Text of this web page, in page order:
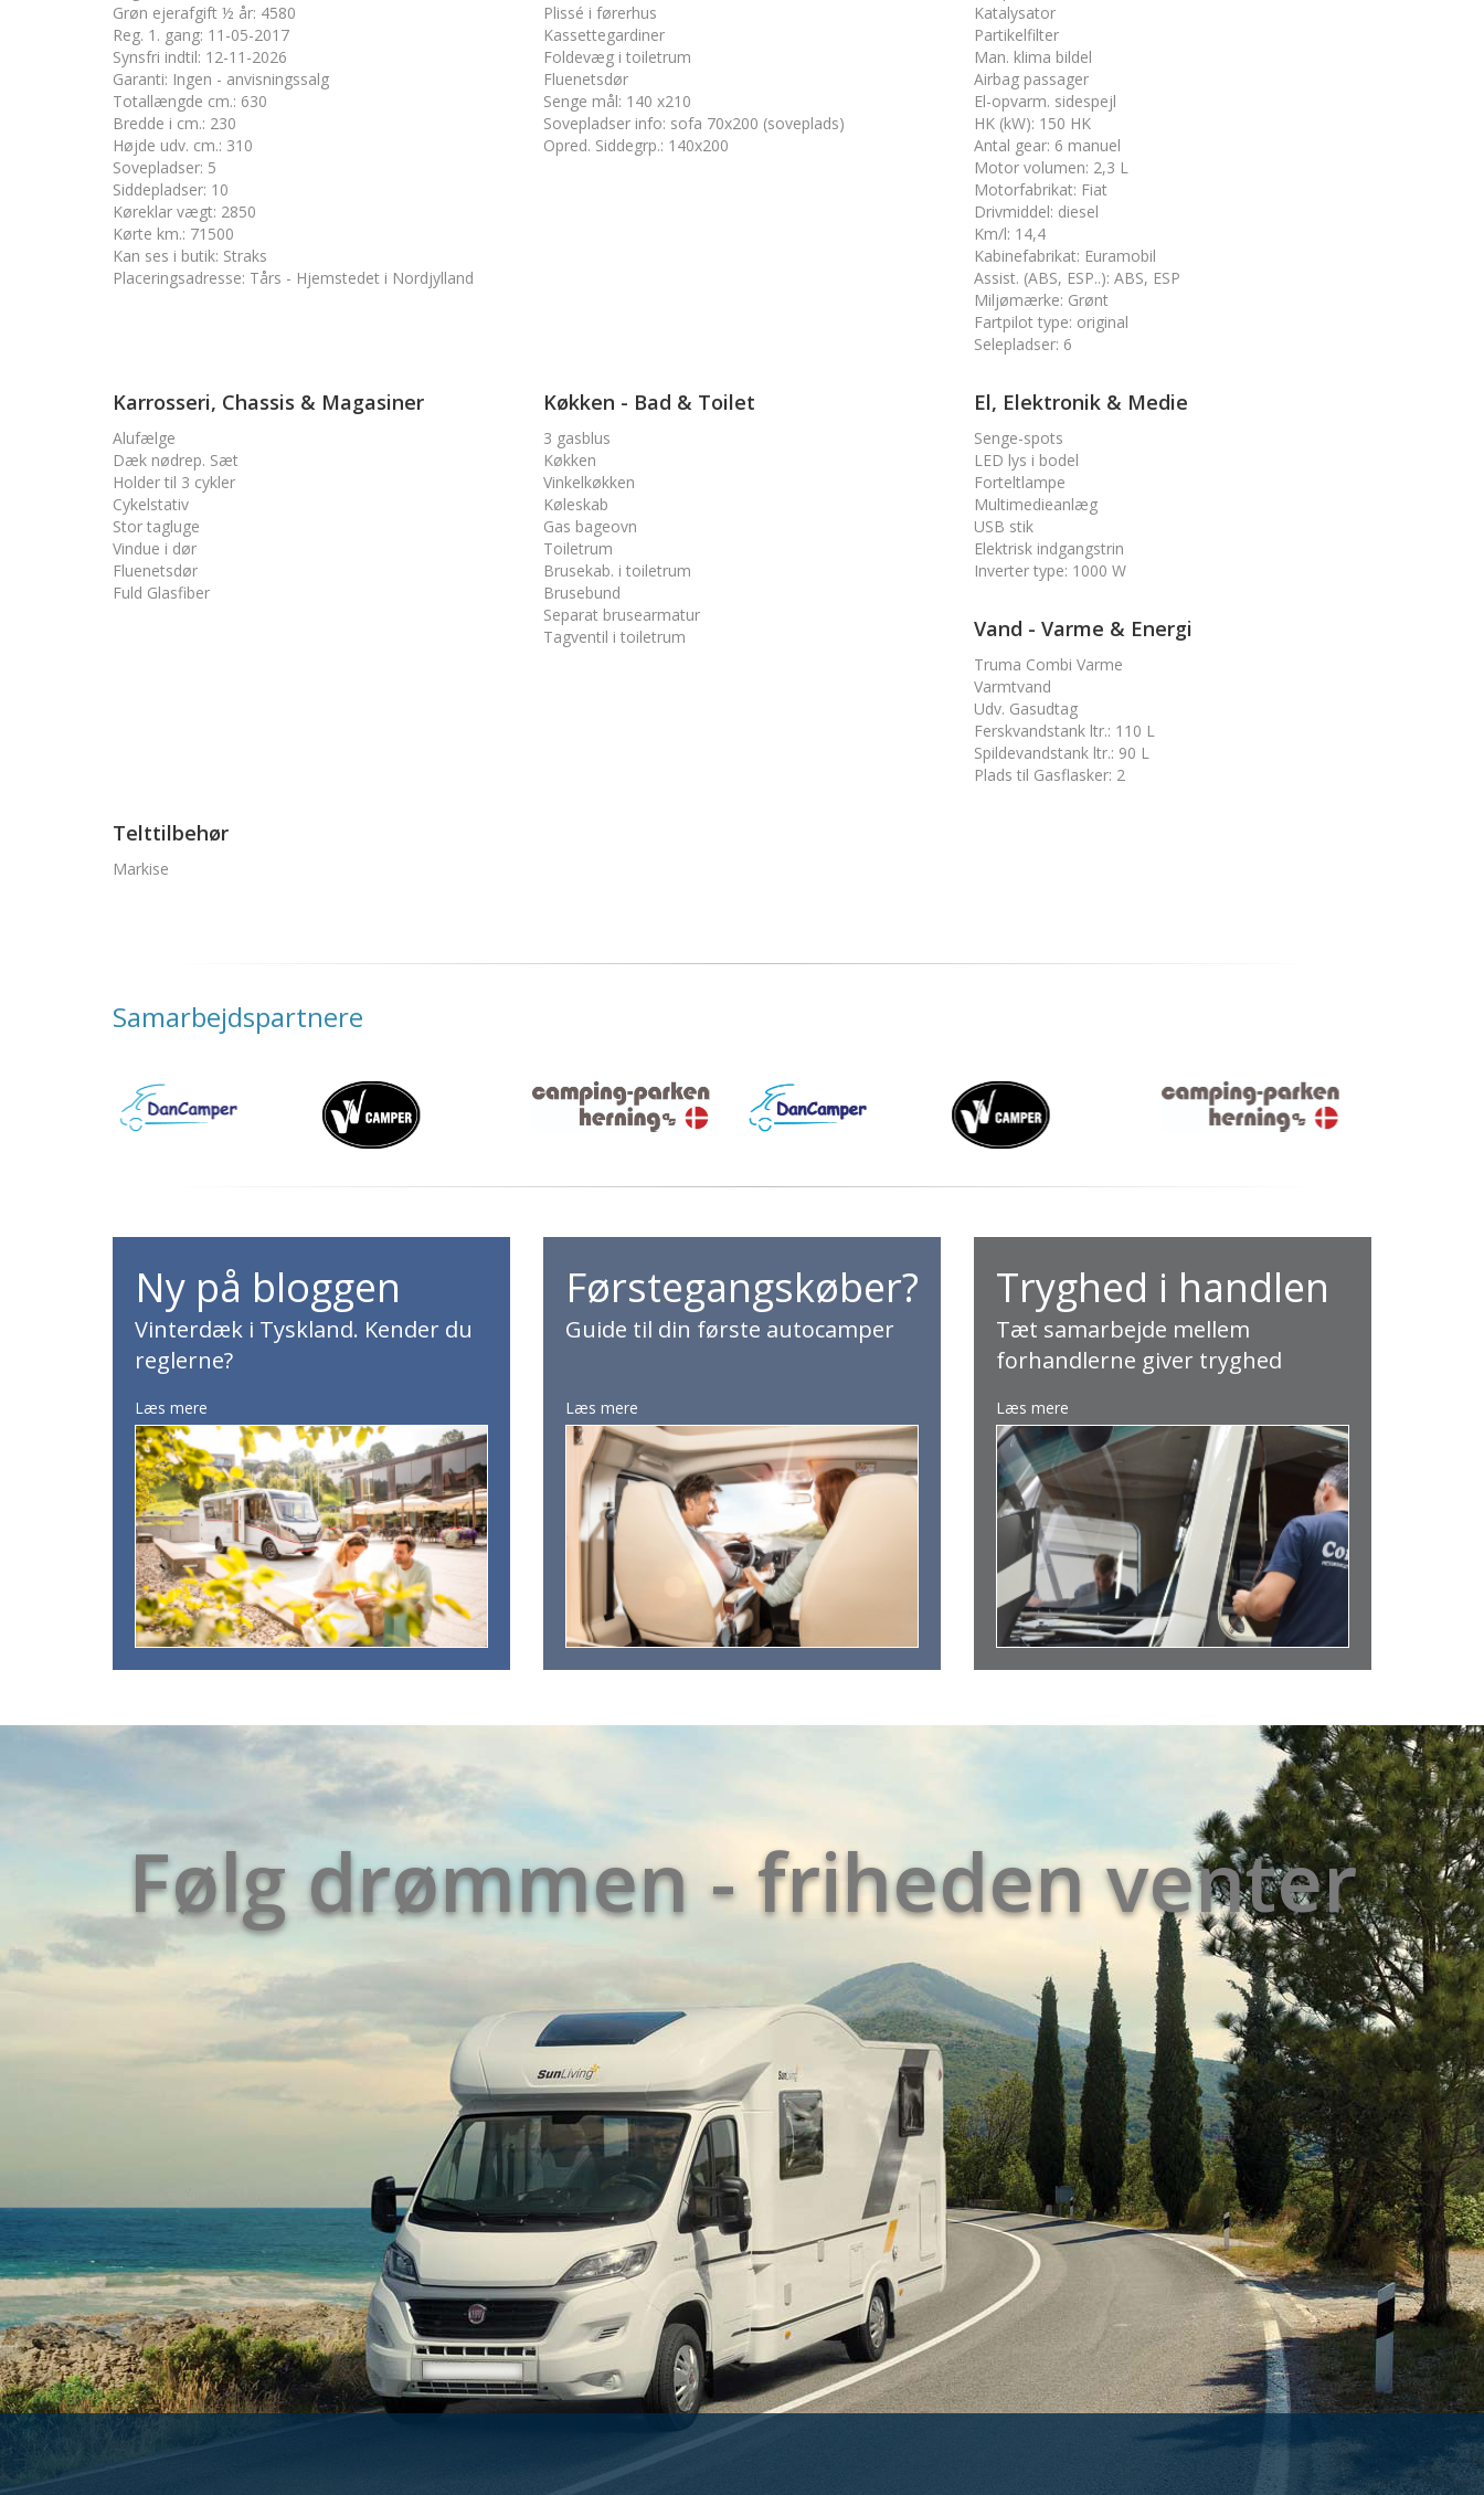
Grøn ejerafgift ½ år: 4580
Reg. 1. gang: 11-05-2017
Synsfri indtil: 12-11-2026
Garanti: Ingen - anvisningssalg
Totallængde cm.: 630
Bredde i cm.: 230
Højde udv. cm.: 310
Sovepladser: 5
Siddepladser: 10
Køreklar vægt: 2850
Kørte km.: 71500
Kan ses i butik: Straks
Placeringsadresse: Tårs - Hjemstedet i Nordjylland
Plissé i førerhus
Kassettegardiner
Foldevæg i toiletrum
Fluenetsdør
Senge mål: 140 x210
Sovepladser info: sofa 70x200 (soveplads)
Opred. Siddegrp.: 140x200
Katalysator
Partikelfilter
Man. klima bildel
Airbag passager
El-opvarm. sidespejl
HK (kW): 150 HK
Antal gear: 6 manuel
Motor volumen: 2,3 L
Motorfabrikat: Fiat
Drivmiddel: diesel
Km/l: 14,4
Kabinefabrikat: Euramobil
Assist. (ABS, ESP..): ABS, ESP
Miljømærke: Grønt
Fartpilot type: original
Selepladser: 6
Karrosseri, Chassis & Magasiner
Alufælge
Dæk nødrep. Sæt
Holder til 3 cykler
Cykelstativ
Stor tagluge
Vindue i dør
Fluenetsdør
Fuld Glasfiber
Køkken - Bad & Toilet
3 gasblus
Køkken
Vinkelkøkken
Køleskab
Gas bageovn
Toiletrum
Brusekab. i toiletrum
Brusebund
Separat brusearmatur
Tagventil i toiletrum
El, Elektronik & Medie
Senge-spots
LED lys i bodel
Forteltlampe
Multimedieanlæg
USB stik
Elektrisk indgangstrin
Inverter type: 1000 W
Vand - Varme & Energi
Truma Combi Varme
Varmtvand
Udv. Gasudtag
Ferskvandstank ltr.: 110 L
Spildevandstank ltr.: 90 L
Plads til Gasflasker: 2
Telttilbehør
Markise
Samarbejdspartnere
Ny på bloggen
Vinterdæk i Tyskland. Kender du
reglerne?
Læs mere
Førstegangskøber?
Guide til din første autocamper
Læs mere
Tryghed i handlen
Tæt samarbejde mellem
forhandlerne giver tryghed
Læs mere
Følg drømmen-friheden venter